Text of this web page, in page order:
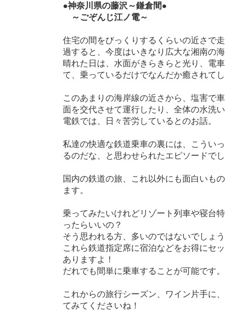
●神奈川県の藤沢～鎌倉間●
～ごぞんじ江ノ電～
住宅の間をびっくりするくらいの近さで
過すると、今度はいきなり広大な湘南の
晴れた日は、水面がきらきらと光り、電
て、乗っているだけでなんだか癒されて
このあまりの海岸線の近さから、塩害で
面を交代させて運行したり、全体の水洗
電鉄では、日々苦労しているとのお話。
私達の快適な鉄道乗車の裏には、こうい
るのだな、と思わせられたエピソードで
国内の鉄道の旅、これ以外にも面白いも
ます。
乗ってみたいけれどリゾート列車や寝台
ったらいいの？
そう思われる方、多いのではないでしょ
これら鉄道指定席に宿泊などをお得にセ
ありますよ！
だれでも間単に乗車することが可能です。
これからの旅行シーズン、ワイン片手に
てみてくださいね！